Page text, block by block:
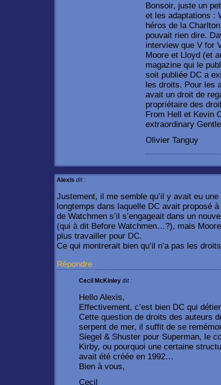
Bonsoir, juste un
et les adaptations :
héros de la
pouvait rien dire.
interview que V for
Moore et Lloyd (et
magazine qui le
soit publiée DC a
les droits. Pour les
avait un droit de
propriétaire des
From Hell et Kevin
extraordinary
Olivier Tanguy
Alexis dit :
Justement, il me semble qu’il y avait eu
longtemps dans laquelle DC avait proposé
de Watchmen s’il s’engageait dans un
(qui à dit Before Watchmen…?), mais
plus travailler pour DC.
Ce qui montrerait bien qu’il n’a pas les
Répondre
Cecil McKinley dit :
Hello Alexis,
Effectivement, c’est bien DC qui
Cette question de droits des auteurs
serpent de mer, il suffit de se
Siegel & Shuster pour Superman, le
Kirby, ou pourquoi une certaine
avait été créée en 1992…
Bien à vous,
Cecil